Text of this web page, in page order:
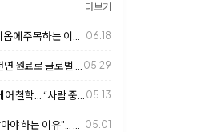
더보기
06.18
05.29
05.13
05.01